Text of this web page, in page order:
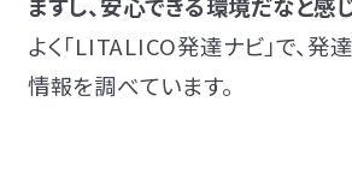
よく「LITALICO発達ナビ」で、発
情報を調べています。